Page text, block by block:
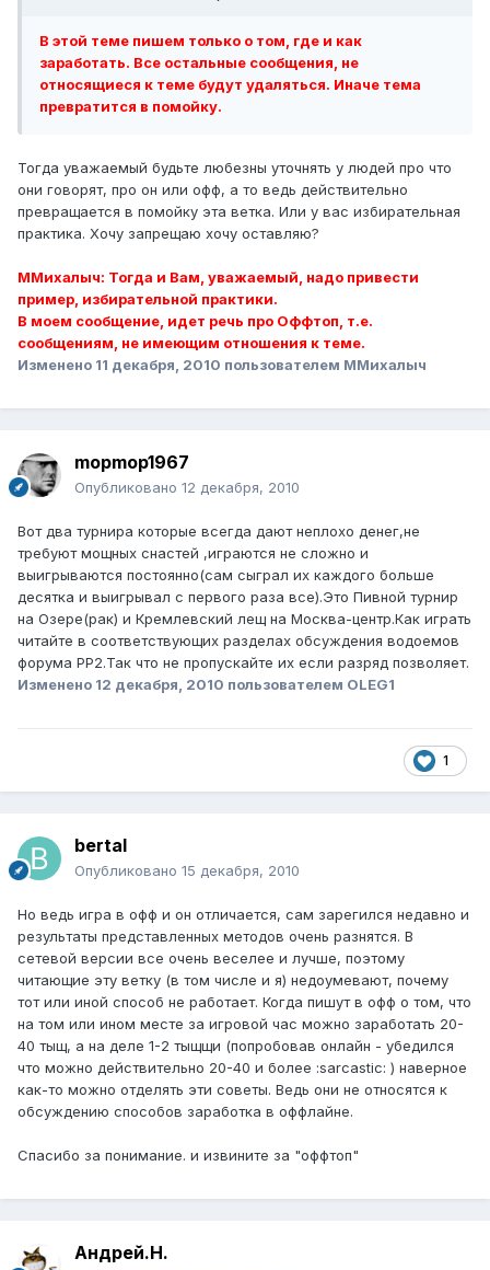
В этой теме пишем только о том, где и как
заработать. Все остальные сообщения, не
относящиеся к теме будут удаляться. Иначе тема
превратится в помойку.
Тогда уважаемый будьте любезны уточнять у людей про что
они говорят, про он или офф, а то ведь действительно
превращается в помойку эта ветка. Или у вас избирательная
практика. Хочу запрещаю хочу оставляю?
ММихалыч: Тогда и Вам, уважаемый, надо привести
пример, избирательной практики.
В моем сообщение, идет речь про Оффтоп, т.е.
сообщениям, не имеющим отношения к теме.
Изменено 11 декабря, 2010 пользователем ММихалыч
mopmop1967
Опубликовано 12 декабря, 2010
Вот два турнира которые всегда дают неплохо денег,не
требуют мощных снастей ,играются не сложно и
выигрываются постоянно(сам сыграл их каждого больше
десятка и выигрывал с первого раза все).Это Пивной турнир
на Озере(рак) и Кремлевский лещ на Москва-центр.Как играть
читайте в соответствующих разделах обсуждения водоемов
форума РР2.Так что не пропускайте их если разряд позволяет.
Изменено 12 декабря, 2010 пользователем OLEG1
1
bertal
Опубликовано 15 декабря, 2010
Но ведь игра в офф и он отличается, сам зарегился недавно и
результаты представленных методов очень разнятся. В
сетевой версии все очень веселее и лучше, поэтому
читающие эту ветку (в том числе и я) недоумевают, почему
тот или иной способ не работает. Когда пишут в офф о том, что
на том или ином месте за игровой час можно заработать 20-
40 тыщ, а на деле 1-2 тыщщи (попробовав онлайн - убедился
что можно действительно 20-40 и более :sarcastic: ) наверное
как-то можно отделять эти советы. Ведь они не относятся к
обсуждению способов заработка в оффлайне.
Спасибо за понимание. и извините за "оффтоп"
Андрей.Н.